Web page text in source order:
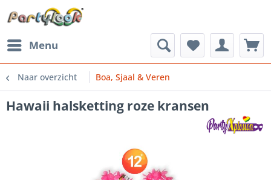
Menu
Naar overzicht Boa, Sjaal & Veren
Hawaii halsketting roze kransen